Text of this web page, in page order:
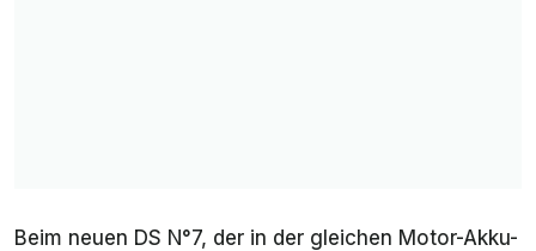
Beim neuen DS N°7, der in der gleichen Motor-Akku-